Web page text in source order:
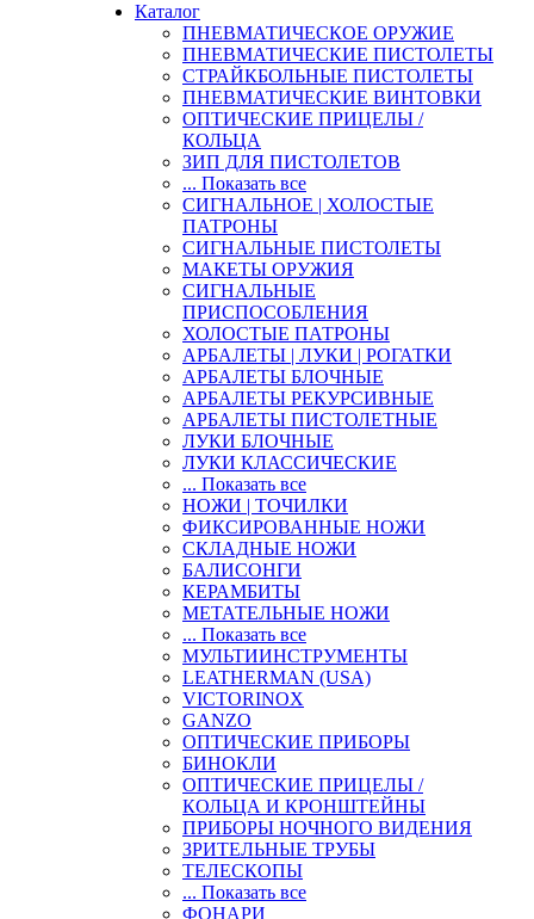
Каталог
ПНЕВМАТИЧЕСКОЕ ОРУЖИЕ
ПНЕВМАТИЧЕСКИЕ ПИСТОЛЕТЫ
СТРАЙКБОЛЬНЫЕ ПИСТОЛЕТЫ
ПНЕВМАТИЧЕСКИЕ ВИНТОВКИ
ОПТИЧЕСКИЕ ПРИЦЕЛЫ /
КОЛЬЦА
ЗИП ДЛЯ ПИСТОЛЕТОВ
... Показать все
СИГНАЛЬНОЕ | ХОЛОСТЫЕ
ПАТРОНЫ
СИГНАЛЬНЫЕ ПИСТОЛЕТЫ
МАКЕТЫ ОРУЖИЯ
СИГНАЛЬНЫЕ
ПРИСПОСОБЛЕНИЯ
ХОЛОСТЫЕ ПАТРОНЫ
АРБАЛЕТЫ | ЛУКИ | РОГАТКИ
АРБАЛЕТЫ БЛОЧНЫЕ
АРБАЛЕТЫ РЕКУРСИВНЫЕ
АРБАЛЕТЫ ПИСТОЛЕТНЫЕ
ЛУКИ БЛОЧНЫЕ
ЛУКИ КЛАССИЧЕСКИЕ
... Показать все
НОЖИ | ТОЧИЛКИ
ФИКСИРОВАННЫЕ НОЖИ
СКЛАДНЫЕ НОЖИ
БАЛИСОНГИ
КЕРАМБИТЫ
МЕТАТЕЛЬНЫЕ НОЖИ
... Показать все
МУЛЬТИИНСТРУМЕНТЫ
LEATHERMAN (USA)
VICTORINOX
GANZO
ОПТИЧЕСКИЕ ПРИБОРЫ
БИНОКЛИ
ОПТИЧЕСКИЕ ПРИЦЕЛЫ /
КОЛЬЦА И КРОНШТЕЙНЫ
ПРИБОРЫ НОЧНОГО ВИДЕНИЯ
ЗРИТЕЛЬНЫЕ ТРУБЫ
ТЕЛЕСКОПЫ
... Показать все
ФОНАРИ